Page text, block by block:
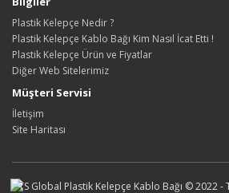
Plastik Kelepçe Nedir ?
Plastik Kelepçe Kablo Bağı Kim Nasıl İcat Etti !
Plastik Kelepçe Ürün ve Fiyatlar
Diğer Web Sitelerimiz
Müşteri Servisi
İletişim
Site Haritası
ATS Global Plastik Kelepçe Kablo Bağı © 2022 -